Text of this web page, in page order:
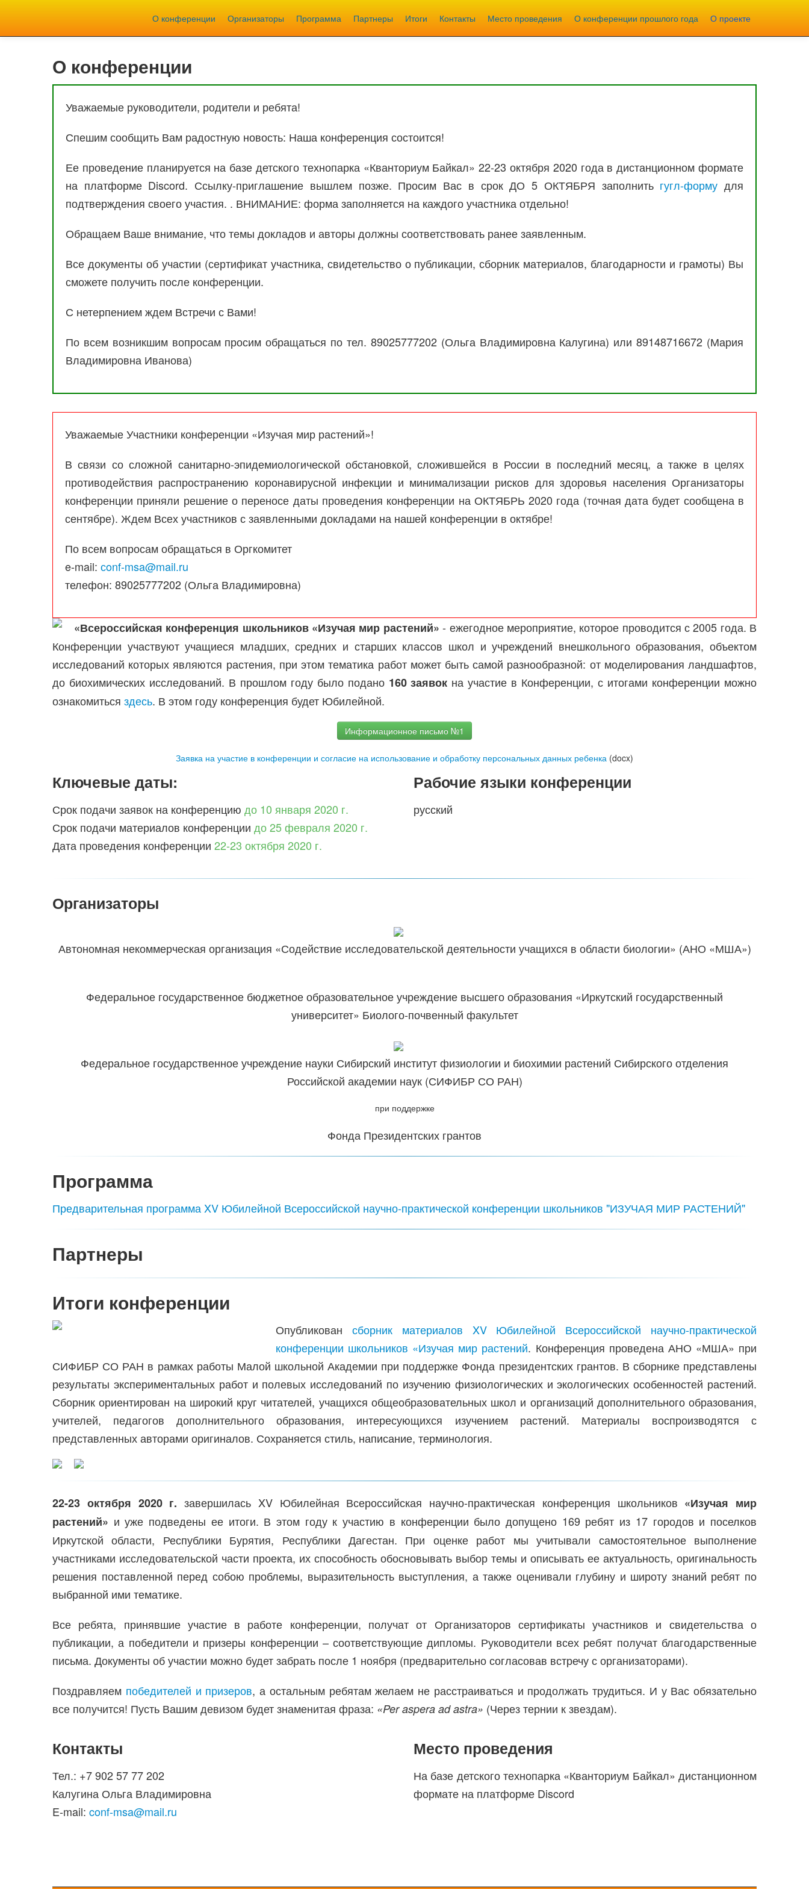
О конференции Организаторы Программа Партнеры Итоги Контакты Место проведения О конференции прошлого года О проекте
О конференции
Уважаемые руководители, родители и ребята!
Спешим сообщить Вам радостную новость: Наша конференция состоится!
Ее проведение планируется на базе детского технопарка «Кванториум Байкал» 22-23 октября 2020 года в дистанционном формате
на платформе Discord. Ссылку-приглашение вышлем позже. Просим Вас в срок ДО 5 ОКТЯБРЯ заполнить гугл-форму для
подтверждения своего участия. . ВНИМАНИЕ: форма заполняется на каждого участника отдельно!
Обращаем Ваше внимание, что темы докладов и авторы должны соответствовать ранее заявленным.
Все документы об участии (сертификат участника, свидетельство о публикации, сборник материалов, благодарности и грамоты) Вы
сможете получить после конференции.
С нетерпением ждем Встречи с Вами!
По всем возникшим вопросам просим обращаться по тел. 89025777202 (Ольга Владимировна Калугина) или 89148716672 (Мария
Владимировна Иванова)
Уважаемые Участники конференции «Изучая мир растений»!
В связи со сложной санитарно-эпидемиологической обстановкой, сложившейся в России в последний месяц, а также в целях
противодействия распространению коронавирусной инфекции и минимализации рисков для здоровья населения Организаторы
конференции приняли решение о переносе даты проведения конференции на ОКТЯБРЬ 2020 года (точная дата будет сообщена в
сентябре). Ждем Всех участников с заявленными докладами на нашей конференции в октябре!
По всем вопросам обращаться в Оргкомитет
e-mail: сonf-msa@mail.ru
телефон: 89025777202 (Ольга Владимировна)
«Всероссийская конференция школьников «Изучая мир растений» - ежегодное мероприятие, которое проводится с 2005 года. В
Конференции участвуют учащиеся младших, средних и старших классов школ и учреждений внешкольного образования, объектом
исследований которых являются растения, при этом тематика работ может быть самой разнообразной: от моделирования ландшафтов,
до биохимических исследований. В прошлом году было подано 160 заявок на участие в Конференции, с итогами конференции можно
ознакомиться здесь. В этом году конференция будет Юбилейной.
Информационное письмо №1
Заявка на участие в конференции и согласие на использование и обработку персональных данных ребенка (docx)
Ключевые даты:
Срок подачи заявок на конференцию до 10 января 2020 г.
Срок подачи материалов конференции до 25 февраля 2020 г.
Дата проведения конференции 22-23 октября 2020 г.
Рабочие языки конференции
русский
Организаторы
Автономная некоммерческая организация «Содействие исследовательской деятельности учащихся в области биологии» (АНО «МША»)
Федеральное государственное бюджетное образовательное учреждение высшего образования «Иркутский государственный
университет» Биолого-почвенный факультет
Федеральное государственное учреждение науки Сибирский институт физиологии и биохимии растений Сибирского отделения
Российской академии наук (СИФИБР СО РАН)
при поддержке
Фонда Президентских грантов
Программа
Предварительная программа XV Юбилейной Всероссийской научно-практической конференции школьников "ИЗУЧАЯ МИР РАСТЕНИЙ"
Партнеры
Итоги конференции
Опубликован сборник материалов XV Юбилейной Всероссийской научно-практической
конференции школьников «Изучая мир растений. Конференция проведена АНО «МША» при
СИФИБР СО РАН в рамках работы Малой школьной Академии при поддержке Фонда президентских грантов. В сборнике представлены
результаты экспериментальных работ и полевых исследований по изучению физиологических и экологических особенностей растений.
Сборник ориентирован на широкий круг читателей, учащихся общеобразовательных школ и организаций дополнительного образования,
учителей, педагогов дополнительного образования, интересующихся изучением растений. Материалы воспроизводятся с
представленных авторами оригиналов. Сохраняется стиль, написание, терминология.
22-23 октября 2020 г. завершилась XV Юбилейная Всероссийская научно-практическая конференция школьников «Изучая мир
растений» и уже подведены ее итоги. В этом году к участию в конференции было допущено 169 ребят из 17 городов и поселков
Иркутской области, Республики Бурятия, Республики Дагестан. При оценке работ мы учитывали самостоятельное выполнение
участниками исследовательской части проекта, их способность обосновывать выбор темы и описывать ее актуальность, оригинальность
решения поставленной перед собою проблемы, выразительность выступления, а также оценивали глубину и широту знаний ребят по
выбранной ими тематике.
Все ребята, принявшие участие в работе конференции, получат от Организаторов сертификаты участников и свидетельства о
публикации, а победители и призеры конференции – соответствующие дипломы. Руководители всех ребят получат благодарственные
письма. Документы об участии можно будет забрать после 1 ноября (предварительно согласовав встречу с организаторами).
Поздравляем победителей и призеров, а остальным ребятам желаем не расстраиваться и продолжать трудиться. И у Вас обязательно
все получится! Пусть Вашим девизом будет знаменитая фраза: «Per aspera ad astra» (Через тернии к звездам).
Контакты
Тел.: +7 902 57 77 202
Калугина Ольга Владимировна
E-mail: conf-msa@mail.ru
Место проведения
На базе детского технопарка «Кванториум Байкал» дистанционном
формате на платформе Discord